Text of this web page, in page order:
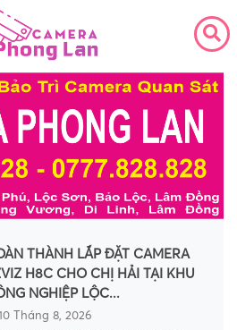
THÀNH LẮP ĐẶT CAMERA
H8C CHO CHỊ HẢI TẠI KHU
NGHIỆP LỘC...
Tháng 8, 2026